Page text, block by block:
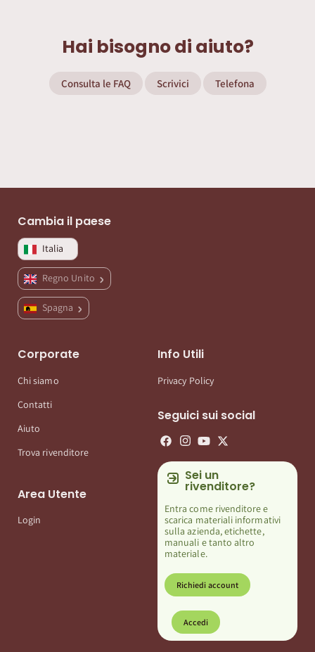
Hai bisogno di aiuto?
Consulta le FAQ Scrivici Telefona
Cambia il paese
Italia
Regno Unito
Spagna
Corporate
Chi siamo
Contatti
Aiuto
Trova rivenditore
Area Utente
Login
Info Utili
Privacy Policy
Seguici sui social
Sei un
rivenditore?
Entra come rivenditore e
scarica materiali informativi
sulla azienda, etichette,
manuali e tanto altro
materiale.
Richiedi account
Accedi